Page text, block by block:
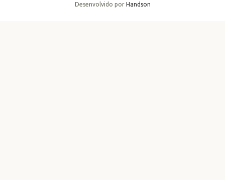
Desenvolvido por Handson